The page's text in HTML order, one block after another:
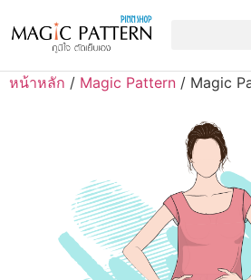
หน้าหลัก / Magic Pattern / Magic